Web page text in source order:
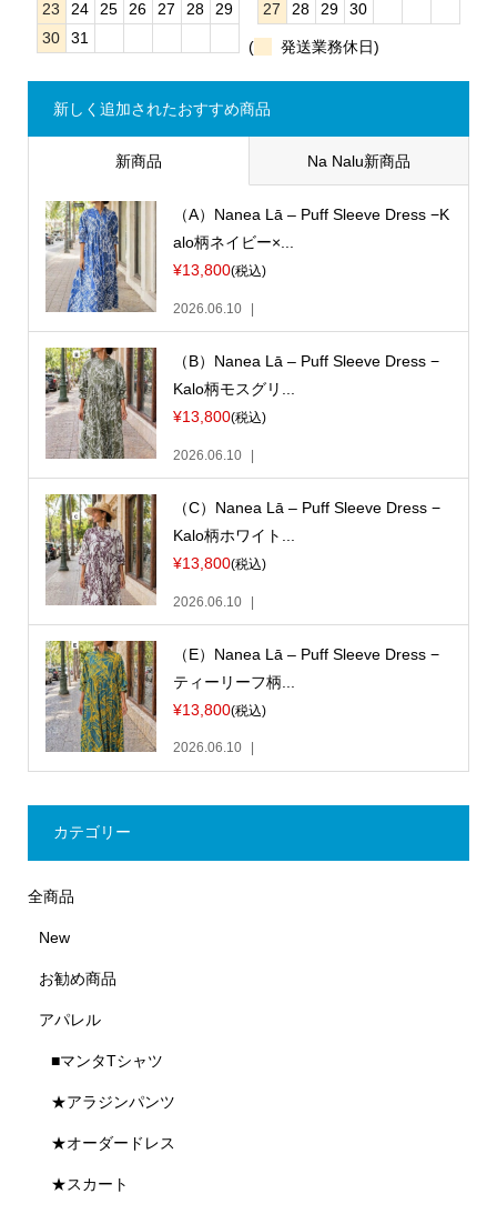
23 24 25 26 27 28
29
30
31
27 28 29 30
( 発送業務休日)
新しく追加されたおすすめ商品
新商品 Na Nalu新商品
（A）Nanea Lā – Puff Sleeve Dress −K
alo柄ネイビー×...
¥13,800(税込)
2026.06.10
（B）Nanea Lā – Puff Sleeve Dress −
Kalo柄モスグリ...
¥13,800(税込)
2026.06.10
（C）Nanea Lā – Puff Sleeve Dress −
Kalo柄ホワイト...
¥13,800(税込)
2026.06.10
（E）Nanea Lā – Puff Sleeve Dress −
ティーリーフ柄...
¥13,800(税込)
2026.06.10
カテゴリー
全商品
New
お勧め商品
アパレル
■マンタTシャツ
★アラジンパンツ
★オーダードレス
★スカート